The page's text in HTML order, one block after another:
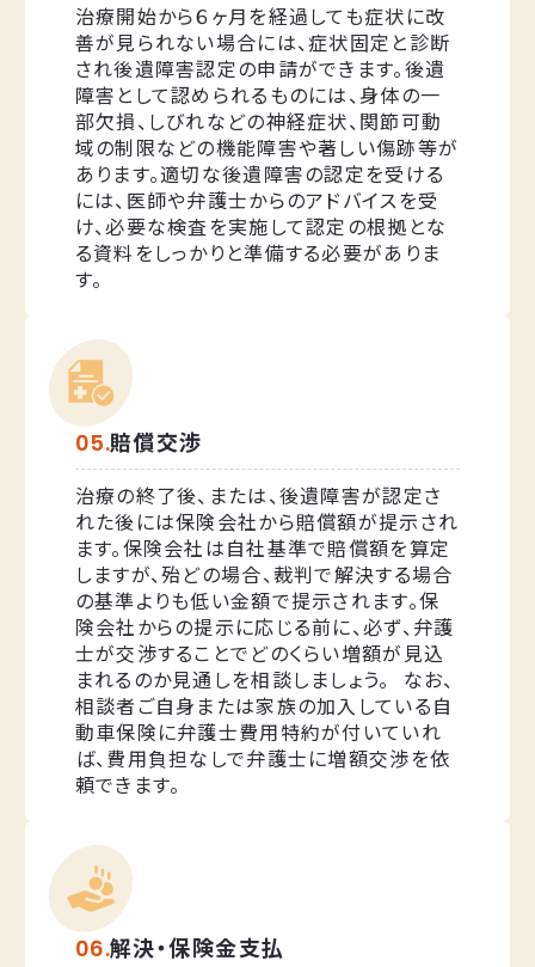
治療開始から６ヶ月を経過しても症状に改
善が見られない場合には、症状固定と診断
され後遺障害認定の申請ができます。後遺
障害として認められるものには、身体の一
部欠損、しびれなどの神経症状、関節可動
域の制限などの機能障害や著しい傷跡等が
あります。適切な後遺障害の認定を受ける
には、医師や弁護士からのアドバイスを受
け、必要な検査を実施して認定の根拠とな
る資料をしっかりと準備する必要がありま
す。
賠償交渉
治療の終了後、または、後遺障害が認定さ
れた後には保険会社から賠償額が提示され
ます。保険会社は自社基準で賠償額を算定
しますが、殆どの場合、裁判で解決する場合
の基準よりも低い金額で提示されます。保
険会社からの提示に応じる前に、必ず、弁護
士が交渉することでどのくらい増額が見込
まれるのか見通しを相談しましょう。 なお、
相談者ご自身または家族の加入している自
動車保険に弁護士費用特約が付いていれ
ば、費用負担なしで弁護士に増額交渉を依
頼できます。
解決・保険金支払